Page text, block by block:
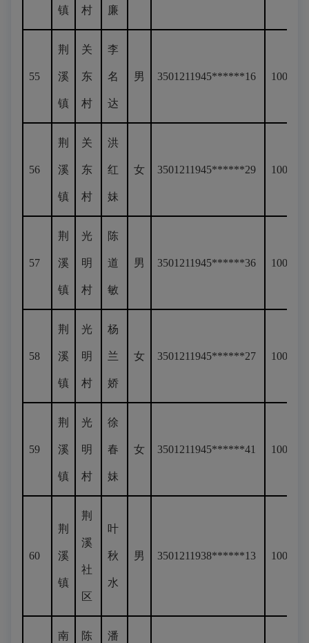
镇 村 廉
55
荆
溪
镇
关
东
村
李
名
达
男 3501211945******16 100
56
荆
溪
镇
关
东
村
洪
红
妹
女 3501211945******29 100
57
荆
溪
镇
光
明
村
陈
道
敏
男 3501211945******36 100
58
荆
溪
镇
光
明
村
杨
兰
娇
女 3501211945******27 100
59
荆
溪
镇
光
明
村
徐
春
妹
女 3501211945******41 100
60
荆
溪
镇
荆
溪
社
区
叶
秋
水
男 3501211938******13 100
南 陈 潘